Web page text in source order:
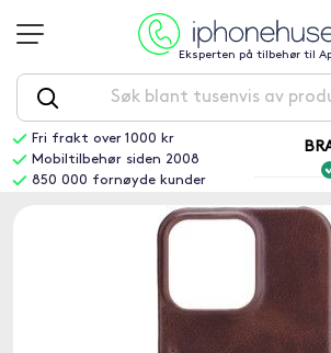
Eksperten på tilbehør til
Fri frakt over 1000 kr
Mobiltilbehør siden 2008
850 000 fornøyde kunder